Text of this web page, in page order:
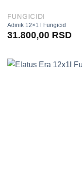
FUNGICIDI
Adinik 12×1 l Fungicid
31.800,00 RSD